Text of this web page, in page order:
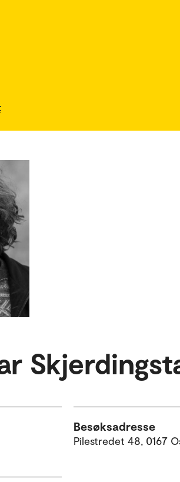
Besøksadresse
Pilestredet 48, 0167